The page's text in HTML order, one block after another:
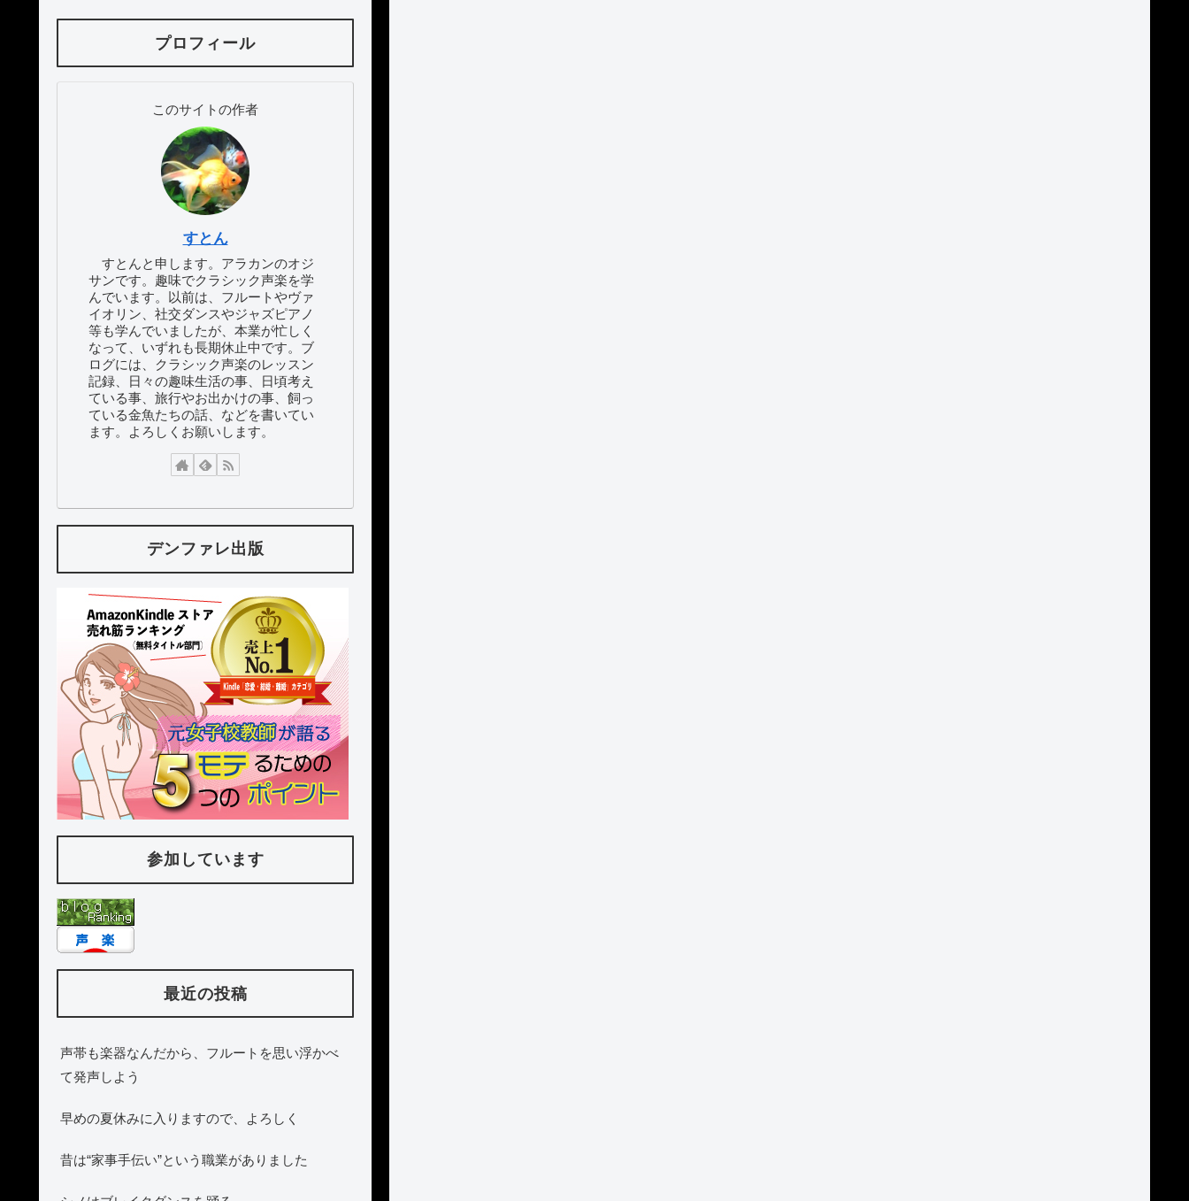
プロフィール
このサイトの作者
すとん
すとんと申します。アラカンのオジ
サンです。趣味でクラシック声楽を学
んでいます。以前は、フルートやヴァ
イオリン、社交ダンスやジャズピアノ
等も学んでいましたが、本業が忙しく
なって、いずれも長期休止中です。ブ
ログには、クラシック声楽のレッスン
記録、日々の趣味生活の事、日頃考え
ている事、旅行やお出かけの事、飼っ
ている金魚たちの話、などを書いてい
ます。よろしくお願いします。
デンファレ出版
参加しています
最近の投稿
声帯も楽器なんだから、フルートを思い浮かべ
て発声しよう
早めの夏休みに入りますので、よろしく
昔は“家事手伝い”という職業がありました